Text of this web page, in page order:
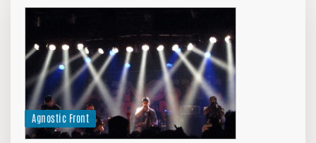
Agnostic Front